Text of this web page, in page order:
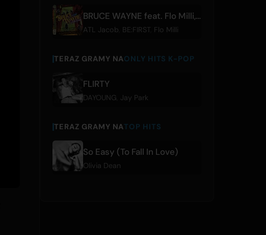
BRUCE WAYNE feat. Flo Milli, ATL Jacob
ATL Jacob BE:FIRST Flo Milli
TERAZ GRAMY NAONLY HITS K-POP
FLIRTY
DAYOUNG Jay Park
TERAZ GRAMY NATOP HITS
So Easy (To Fall In Love)
Olivia Dean